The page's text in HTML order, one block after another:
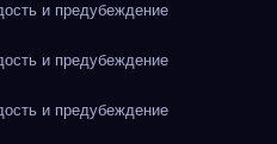
и предубеждение
и предубеждение
и предубеждение